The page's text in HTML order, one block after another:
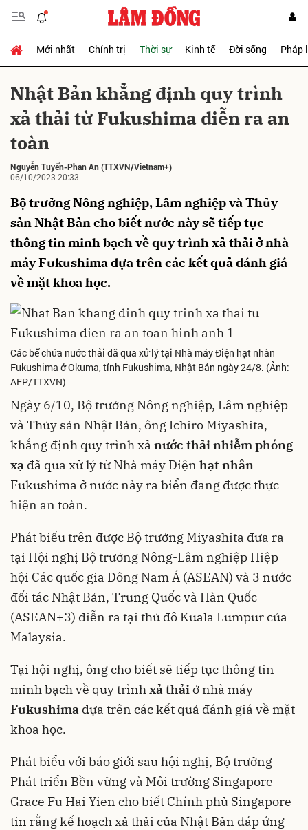
Mới nhất Chính trị Thời sự Kinh tế Đời sống Pháp
Nhật Bản khẳng định quy trình
xả thải từ Fukushima diễn ra an
toàn
Nguyễn Tuyến-Phan An(TTXVN/Vietnam+)
06/10/2023 20:33
Bộ trưởng Nông nghiệp, Lâm nghiệp và Thủy
sản Nhật Bản cho biết nước này sẽ tiếp tục
thông tin minh bạch về quy trình xả thải ở nhà
máy Fukushima dựa trên các kết quả đánh giá
về mặt khoa học.
Các bể chứa nước thải đã qua xử lý tại Nhà máy Điện hạt nhân
Fukushima ở Okuma, tỉnh Fukushima, Nhật Bản ngày 24/8. (Ảnh:
AFP/TTXVN)
Ngày 6/10, Bộ trưởng Nông nghiệp, Lâm nghiệp
và Thủy sản Nhật Bản, ông Ichiro Miyashita,
khẳng định quy trình xả nước thải nhiễm phóng
xạ đã qua xử lý từ Nhà máy Điện hạt nhân
Fukushima ở nước này ra biển đang được thực
hiện an toàn.
Phát biểu trên được Bộ trưởng Miyashita đưa ra
tại Hội nghị Bộ trưởng Nông-Lâm nghiệp Hiệp
hội Các quốc gia Đông Nam Á (ASEAN) và 3 nước
đối tác Nhật Bản, Trung Quốc và Hàn Quốc
(ASEAN+3) diễn ra tại thủ đô Kuala Lumpur của
Malaysia.
Tại hội nghị, ông cho biết sẽ tiếp tục thông tin
minh bạch về quy trình xả thải ở nhà máy
Fukushima dựa trên các kết quả đánh giá về mặt
khoa học.
Phát biểu với báo giới sau hội nghị, Bộ trưởng
Phát triển Bền vững và Môi trường Singapore
Grace Fu Hai Yien cho biết Chính phủ Singapore
tin rằng kế hoạch xả thải của Nhật Bản đáp ứng
Gửi bình luận
Hủy Gửi